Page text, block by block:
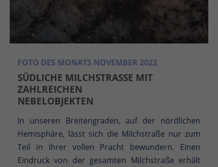
FOTO DES MONATS NOVEMBER 2022
SÜDLICHE MILCHSTRASSE MIT Z
AHLREICHEN N
EBELOBJEKTEN
In unseren Breitengraden, auf der nördlichen
Hemisphäre, lässt sich die Milchstraße nur zum
Teil in ihrer vollen Pracht bewundern. Einen
Eindruck von der gesamten Milchstraße erhält